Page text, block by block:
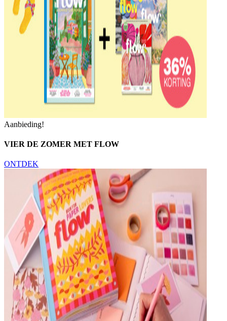
Aanbieding!
VIER DE ZOMER MET FLOW
ONTDEK